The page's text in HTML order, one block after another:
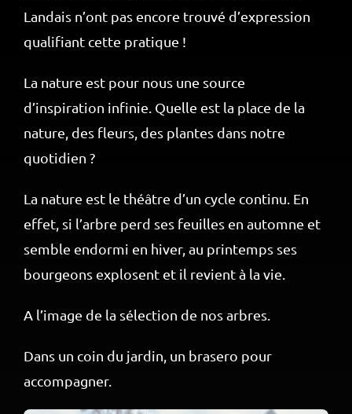
Landais n’ont pas encore trouvé d’expression
qualifiant cette pratique !
La nature est pour nous une source
d’inspiration infinie. Quelle est la place de la
nature, des fleurs, des plantes dans notre
quotidien ?
La nature est le théâtre d’un cycle continu. En
effet, si l’arbre perd ses feuilles en automne et
semble endormi en hiver, au printemps ses
bourgeons explosent et il revient à la vie.
A l’image de la sélection de nos arbres.
Dans un coin du jardin, un brasero pour
accompagner.